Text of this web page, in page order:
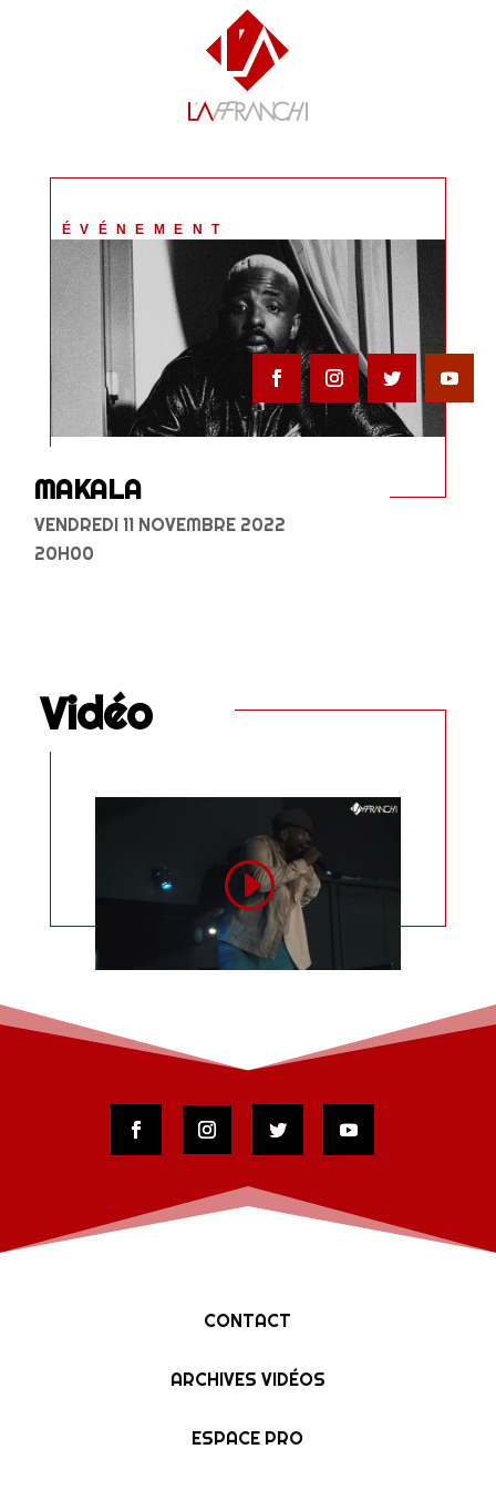
ÉVÉNEMENT
MAKALA
VENDREDI 11 NOVEMBRE 2022
20H00
Vidéo
CONTACT
ARCHIVES VIDÉOS
ESPACE PRO